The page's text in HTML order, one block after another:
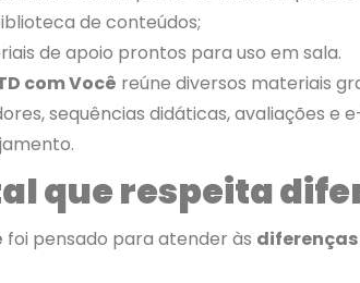
de conteúdos;
de apoio prontos para uso em sala.
com Você reúne diversos materiais
sequências didáticas, avaliações e
que respeita
foi pensado para atender às